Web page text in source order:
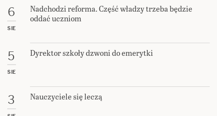
6
SIE
Nadchodzi reforma. Część władzy trzeba będzie
oddać uczniom
5
SIE
Dyrektor szkoły dzwoni do emerytki
3 Nauczyciele się leczą